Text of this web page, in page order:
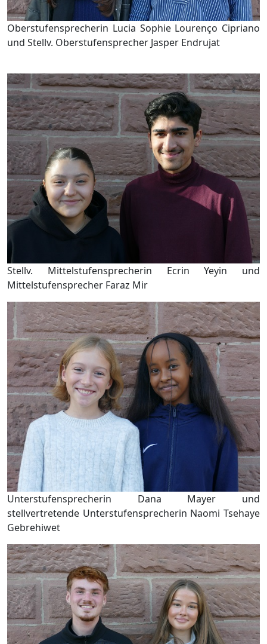
Oberstufensprecherin Lucia Sophie Lourenço Cipriano
und Stellv. Oberstufensprecher Jasper Endrujat
Stellv. Mittelstufensprecherin Ecrin Yeyin und
Mittelstufensprecher Faraz Mir
Unterstufensprecherin Dana Mayer und
stellvertretende Unterstufensprecherin Naomi Tsehaye
Gebrehiwet